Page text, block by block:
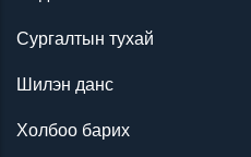
Сургалтын тухай
Шилэн данс
Холбоо барих